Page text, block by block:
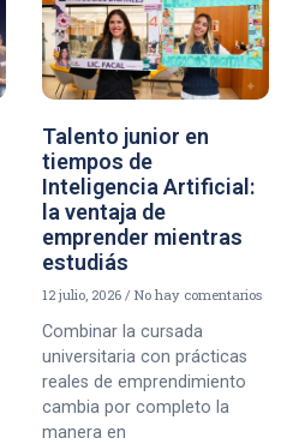
Talento junior en
tiempos de
Inteligencia Artificial:
la ventaja de
emprender mientras
estudiás
12 julio, 2026 No hay comentarios
Combinar la cursada
universitaria con prácticas
reales de emprendimiento
cambia por completo la
manera en